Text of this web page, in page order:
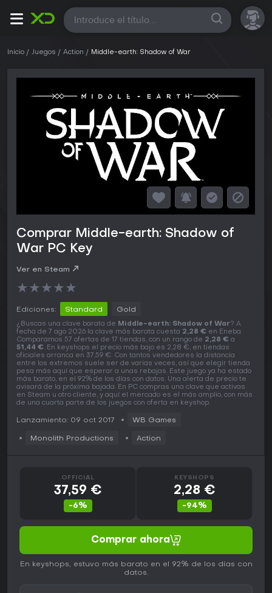
Todas
Inicio Juegos Action Middle-earth: Shadow of War
Comprar Middle-earth: Shadow of
War PC Key
Ver en Steam
★★★★★
Ediciones: Standard Gold
¿Buscas una clave barata de Middle-earth: Shadow of War? A
fecha de 7 ago 2026 la clave más barata cuesta 2,28 € en Eneba.
Comparamos 57 ofertas de 17 tiendas, con un rango de 2,28 € a
51,44 €. En keyshops el precio más bajo es 2,28 €, en tiendas
oficiales arranca en 37,59 €. Con tantos vendedores la distancia
entre los extremos suele ser de varias veces, así que elegir tienda
pesa más aquí que esperar a unas rebajas. Este juego ya ha estado
más barato, en el 92% de los días con datos. Una alerta de precio te
avisará de la próxima bajada. En PC compras una clave que activas
en Steam u otro cliente, y aquí el mercado es el más amplio, con más
de una cuarta parte de los juegos con oferta en keyshop.
Lanzamiento: 09 oct 2017 WB Games
Monolith Productions Action
OFFICIAL
37,59 €
-6%
KEYSHOPS
2,28 €
-94%
Comprar ahora
En keyshops, estuvo más barato en el 92% de los días con
datos.